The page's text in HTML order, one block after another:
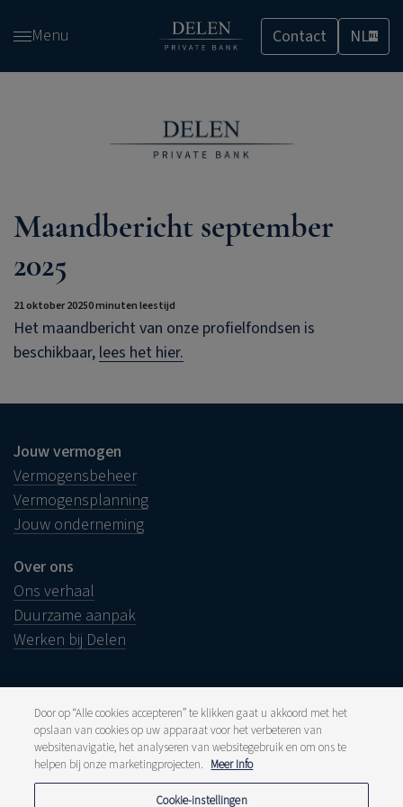
en
Menu Contact NLNL
Maandbericht september
2025
21 oktober 20250 minuten leestijd
Het maandbericht van onze profielfondsen is
beschikbaar, lees het hier.
Jouw vermogen
Vermogensbeheer
Vermogensplanning
Jouw onderneming
Over ons
Ons verhaal
Duurzame aanpak
Werken bij Delen
Juridische info
Disclaimer
Klacht
Klokkenluiders
Door op “Alle cookies accepteren” te klikken gaat u akkoord met het
opslaan van cookies op uw apparaat voor het verbeteren van
websitenavigatie, het analyseren van websitegebruik en om ons te
helpen bij onze marketingprojecten. Meer Info
Cookie-instellingen